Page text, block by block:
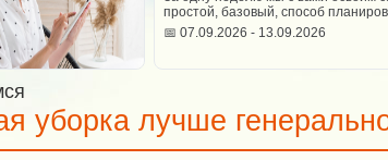
простой, базовый, способ
📅 07.09.2026 - 13.09.2026
уборка лучше